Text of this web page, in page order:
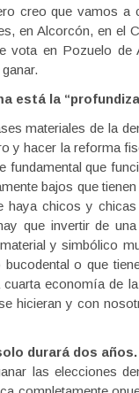
creo que vamos a
en Alcorcón, en el
vota en Pozuelo
está la
materiales de la
y hacer la reforma
fundamental que
bajos que
haya chicos y
que invertir de
y simbólico
o que
economía de
hicieran y con
durará dos
las elecciones